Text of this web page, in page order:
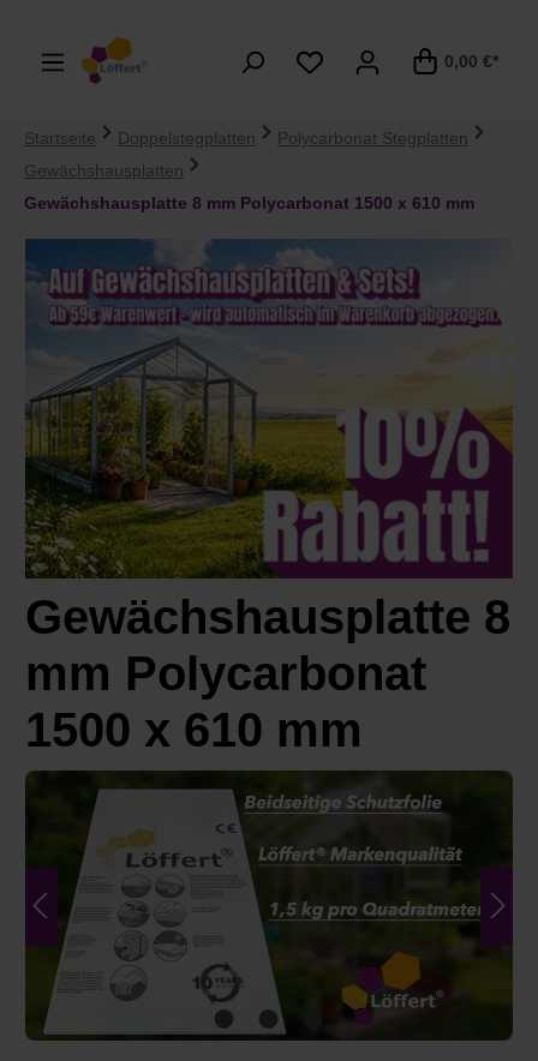
0,00 €*
Startseite Doppelstegplatten
Polycarbonat Stegplatten
Gewächshausplatten
Gewächshausplatte 8 mm Polycarbonat 1500 x 610 mm
Gewächshausplatte 8
mm Polycarbonat
1500 x 610 mm
Bildergalerie überspringen